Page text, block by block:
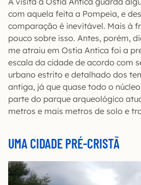
com aquela feita a Pompeia, e
comparação é inevitável. Mais à
pouco sobre isso. Antes, porém,
me atraiu em Ostia Antica foi a
escala da cidade de acordo com
urbano estrito e detalhado dos
antiga, já que quase todo o
parte do parque arqueológico
metros e mais metros de solo e
UMA CIDADE PRÉ-CRISTÃ